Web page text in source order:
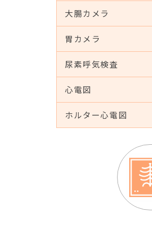
大腸カメラ
胃カメラ
尿素呼気検査
心電図
ホルター心電図